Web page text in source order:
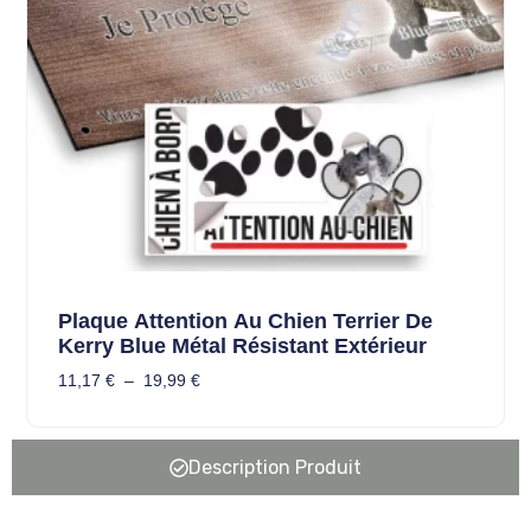
Plaque Attention Au Chien Terrier De
Kerry Blue Métal Résistant Extérieur
11,17 € – 19,99 €
Description Produit